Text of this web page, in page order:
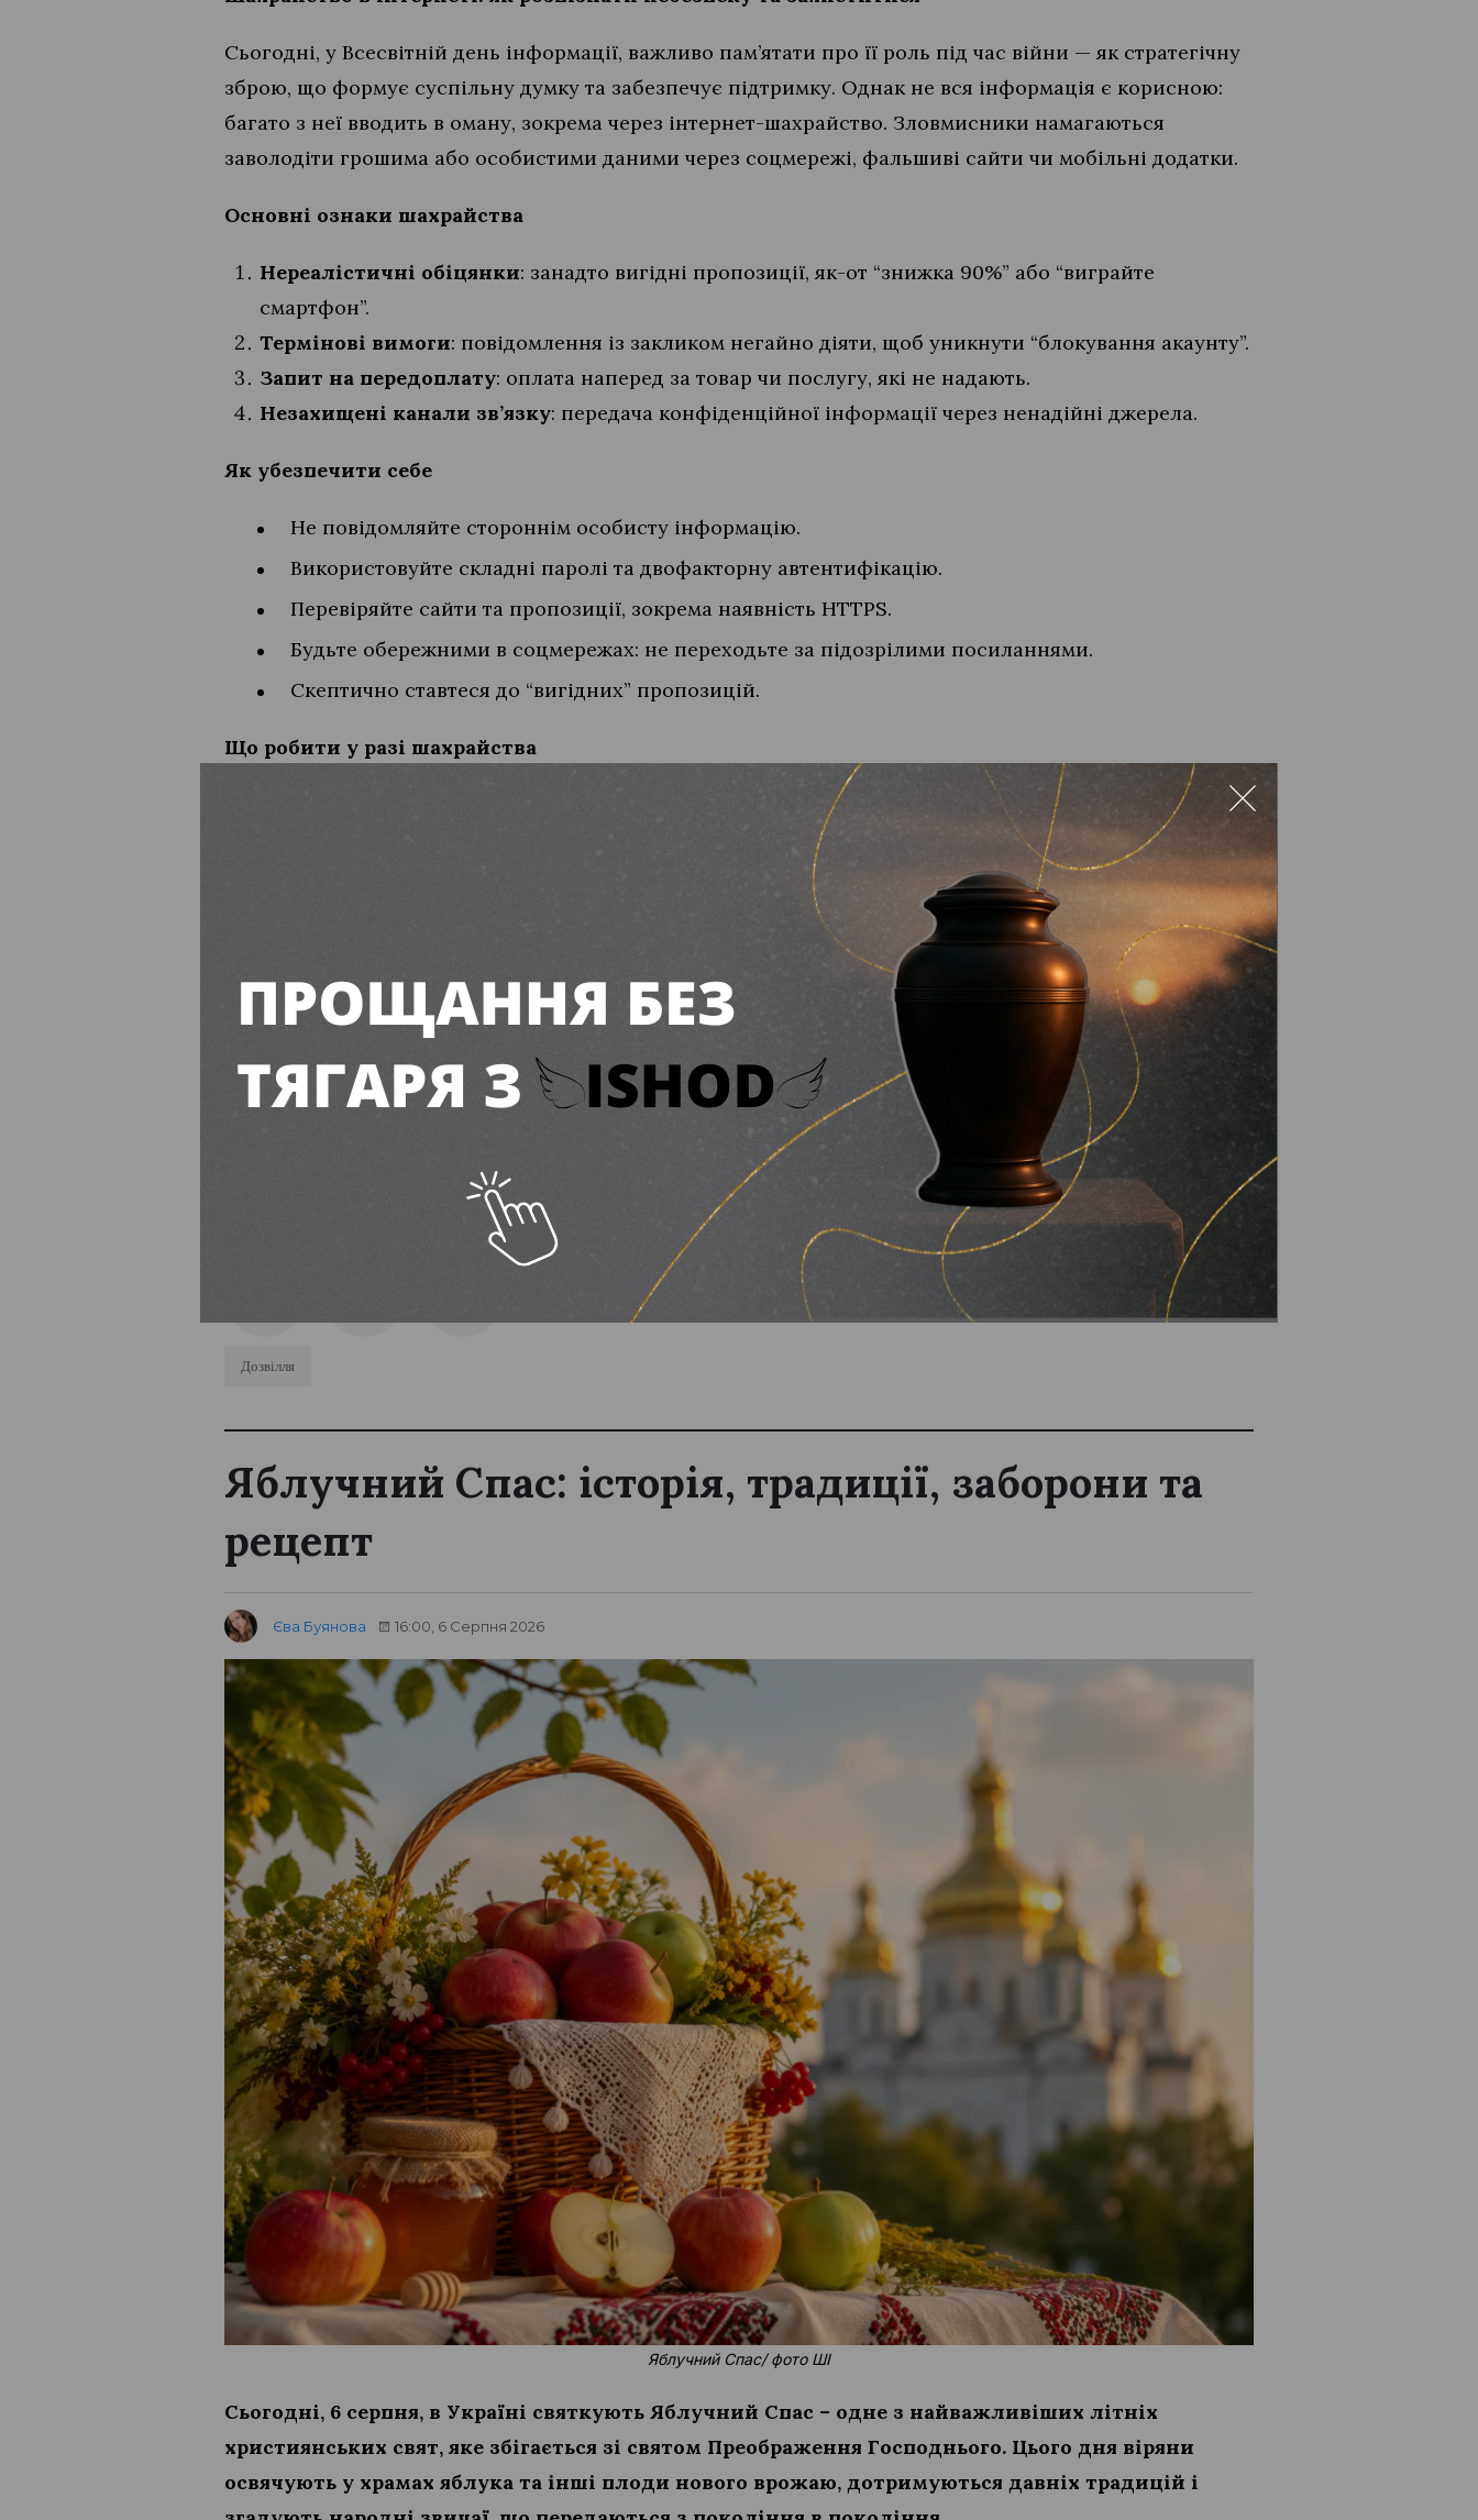
Сьогодні, у Всесвітній день інформації, важливо пам’ятати про її роль під час війни — як стратегічну
зброю, що формує суспільну думку та забезпечує підтримку. Однак не вся інформація є корисною:
багато з неї вводить в оману, зокрема через інтернет-шахрайство. Зловмисники намагаються
заволодіти грошима або особистими даними через соцмережі, фальшиві сайти чи мобільні додатки.
Основні ознаки шахрайства
Нереалістичні обіцянки: занадто вигідні пропозиції, як-от “знижка 90%” або “виграйте
смартфон”.
Термінові вимоги: повідомлення із закликом негайно діяти, щоб уникнути “блокування акаунту”.
Запит на передоплату: оплата наперед за товар чи послугу, які не надають.
Незахищені канали зв’язку: передача конфіденційної інформації через ненадійні джерела.
Як убезпечити себе
Не повідомляйте стороннім особисту інформацію.
Використовуйте складні паролі та двофакторну автентифікацію.
Перевіряйте сайти та пропозиції, зокрема наявність HTTPS.
Будьте обережними в соцмережах: не переходьте за підозрілими посиланнями.
Скептично ставтеся до “вигідних” пропозицій.
Що робити у разі шахрайства
Збережіть докази: скріншоти листувань, транзакцій тощо.
Негайно повідомте банк, якщо доступ до рахунків скомпрометовано.
Зверніться до кіберполіції з усіма деталями та доказами.
Інтернет-шахрайство постійно вдосконалюється. Ваші обачність і знання — найкраща зброя проти
нього. Бережіть себе та свої дані.
Читайте також:
Інклюзивне підприємництво в дії: у Кам’янському відкрили унікальну кав’ярню
Центр Готовності Цивільних навчає навичкам, що рятують життя: як долучитись
Дозвілля
Яблучний Спас: історія, традиції, заборони та
рецепт
Єва Буянова 16:00, 6 Серпня 2026
Яблучний Спас/ фото ШІ
Сьогодні, 6 серпня, в Україні святкують Яблучний Спас – одне з найважливіших літніх
християнських свят, яке збігається зі святом Преображення Господнього. Цього дня віряни
освячують у храмах яблука та інші плоди нового врожаю, дотримуються давніх традицій і